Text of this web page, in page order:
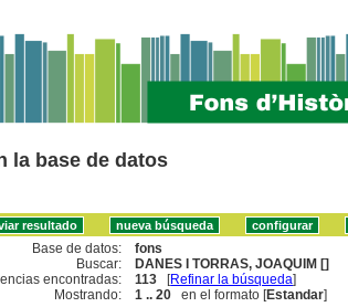
la base de datos
Base de datos:
fons
Buscar:
DANES I TORRAS, JOAQUIM []
encontradas:
113 [Refinar la búsqueda]
Mostrando:
1 .. 20 en el formato [Estandar]